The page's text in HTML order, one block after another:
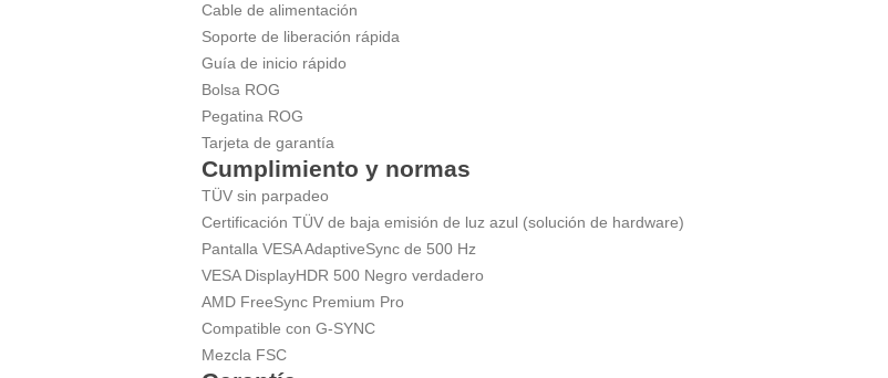
Cable de alimentación
Soporte de liberación rápida
Guía de inicio rápido
Bolsa ROG
Pegatina ROG
Tarjeta de garantía
Cumplimiento y normas
TÜV sin parpadeo
Certificación TÜV de baja emisión de luz azul (solución de hardware)
Pantalla VESA AdaptiveSync de 500 Hz
VESA DisplayHDR 500 Negro verdadero
AMD FreeSync Premium Pro
Compatible con G-SYNC
Mezcla FSC